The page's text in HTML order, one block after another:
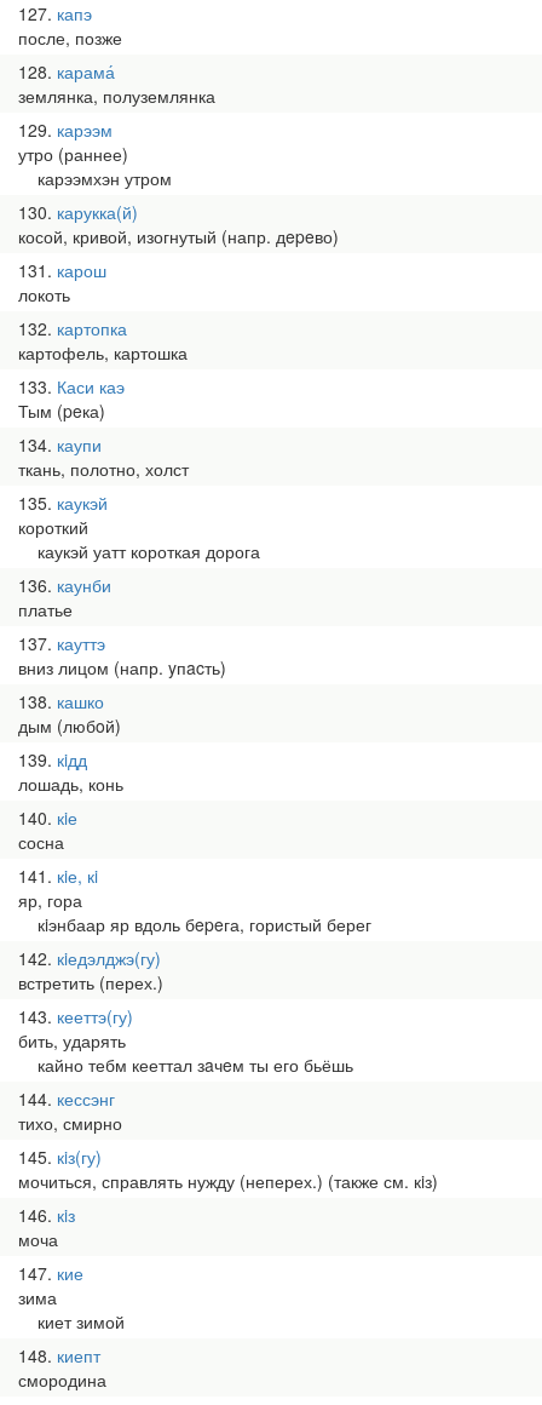
127 капэ
после, позже
128 карама́
землянка, полуземлянка
129 карээм
утро (раннее)
карээмхэн утром
130 карукка(й)
косой, кривой, изогнутый (напр. дepeво)
131 карош
локоть
132 картопка
картофель, картошка
133 Каси каэ
Тым (peка)
134 каупи
ткань, полотно, холст
135 каукэй
короткий
каукэй уатт короткая дорога
136 каунби
платье
137 кауттэ
вниз лицом (напр. yпacть)
138 кашко
дым (любoй)
139 кiдд
лошадь, конь
140 кiе
сосна
141 кiе, кi
яр, гора
кiэнбаар яр вдоль бepeга, гористый берег
142 кiедэлджэ(гу)
встретить (перех.)
143 кееттэ(гу)
бить, ударять
кайно тебм кееттал зaчeм ты его бьёшь
144 кессэнг
тихо, смирно
145 кiз(гу)
мочиться, справлять нужду (неперех.) (также см. кiз)
146 кiз
моча
147 кие
зима
киет зимой
148 киепт
смородина